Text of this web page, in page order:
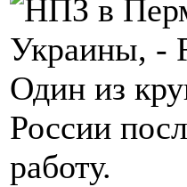
Один из
России
работу.